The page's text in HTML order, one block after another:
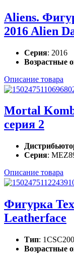
Aliens.
2016 Alien
Серия: 2016
Возрастные
Описание товара
Mortal
серия 2
Серия:
Описание товара
Фигурка
Leatherface
Тип:
Возрастные